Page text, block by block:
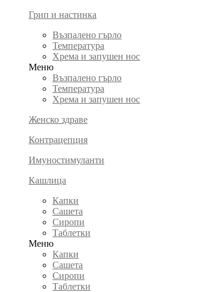
Грип и настинка
Възпалено гърло
Температура
Хрема и запушен нос
Меню
Възпалено гърло
Температура
Хрема и запушен нос
Женско здраве
Контрацепция
Имуностимуланти
Кашлица
Капки
Сашета
Сиропи
Таблетки
Меню
Капки
Сашета
Сиропи
Таблетки